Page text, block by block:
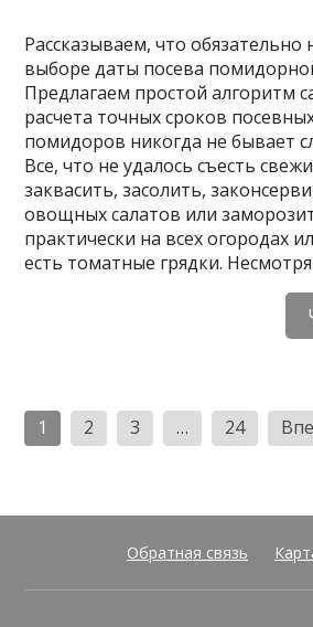
Рассказываем, что обязательно
выборе даты посева
Предлагаем простой алгоритм
расчета точных сроков
помидоров никогда не бывает
Все, что не удалось съесть
заквасить, засолить,
овощных салатов или
практически на всех огородах
есть томатные грядки.
Пагинация
записей
1 2 3 … 24
Обратная связь